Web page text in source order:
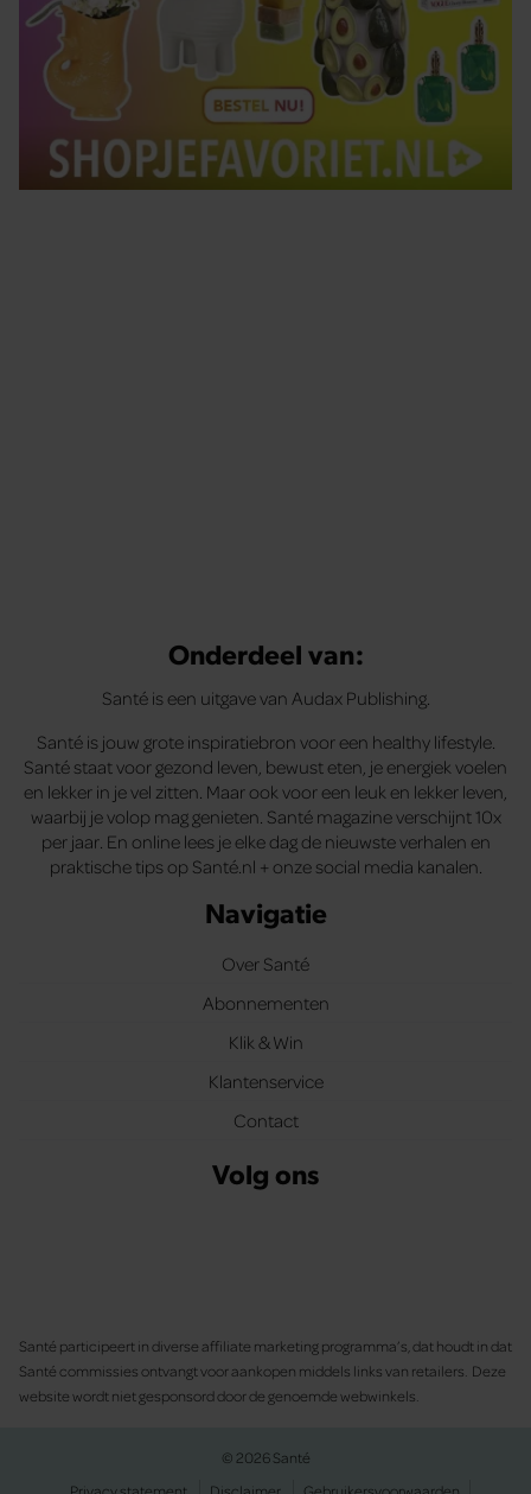
Onderdeel van:
Santé is een uitgave van Audax Publishing.
Santé is jouw grote inspiratiebron voor een healthy lifestyle.
Santé staat voor gezond leven, bewust eten, je energiek voelen
en lekker in je vel zitten. Maar ook voor een leuk en lekker leven,
waarbij je volop mag genieten. Santé magazine verschijnt 10x
per jaar. En online lees je elke dag de nieuwste verhalen en
praktische tips op Santé.nl + onze social media kanalen.
Navigatie
Over Santé
Abonnementen
Klik & Win
Klantenservice
Contact
Volg ons
Santé participeert in diverse affiliate marketing programma’s, dat houdt in dat
Santé commissies ontvangt voor aankopen middels links van retailers. Deze
website wordt niet gesponsord door de genoemde webwinkels.
© 2026 Santé